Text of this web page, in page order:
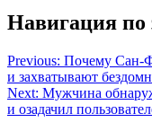
Навигация по
Previous: Почему Сан-
и захватывают
Next: Мужчина
и озадачил